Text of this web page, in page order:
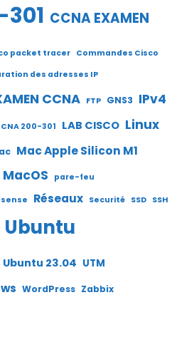
301 CCNA EXAMEN
packet tracer
Commandes Cisco
des adresses IP
CCNA FTP GNS3 IPv4
200-301 LAB CISCO Linux
Mac Apple Silicon M1
MacOS pare-feu
Réseaux Securité SSD SSH
Ubuntu
Ubuntu 23.04 UTM
WordPress Zabbix